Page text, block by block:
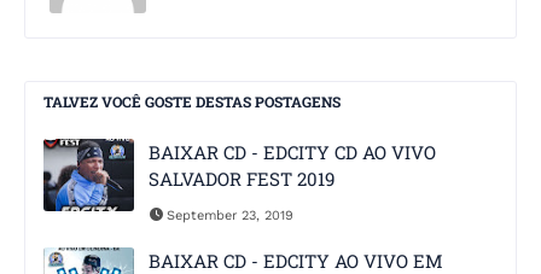
TALVEZ VOCÊ GOSTE DESTAS POSTAGENS
BAIXAR CD - EDCITY CD AO VIVO
SALVADOR FEST 2019
September 23, 2019
BAIXAR CD - EDCITY AO VIVO EM